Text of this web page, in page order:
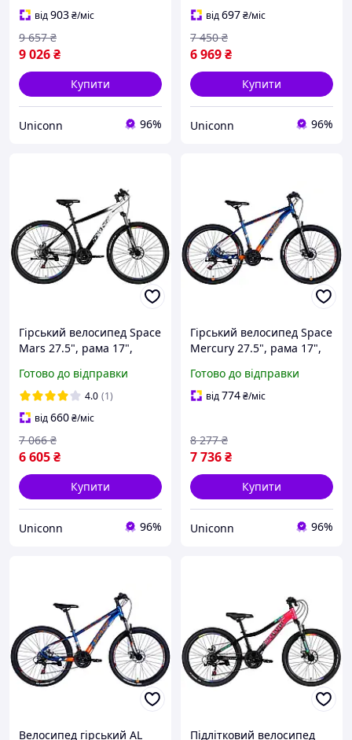
від903₴/міс
9 026₴
9 657 ₴
Купити
Uniconn 96%
від697₴/міс
6 969₴
7 450 ₴
Купити
Uniconn 96%
Гірський велосипед Space
Mars 27.5", рама 17",
Готово до відправки
4.0 (1)
від660₴/міс
6 605₴
7 066 ₴
Купити
Uniconn 96%
Гірський велосипед Space
Mercury 27.5", рама 17",
Готово до відправки
від774₴/міс
7 736₴
8 277 ₴
Купити
Uniconn 96%
Велосипед гірський AL
Підлітковий велосипед